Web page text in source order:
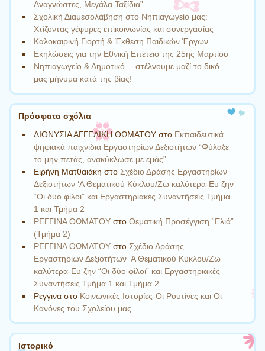
Αναγνώστες, Μεγάλα Ταξίδια”
Σχολική Διαμεσολάβηση στο Νηπιαγωγείο μας:
Χτίζοντας γέφυρες επικοινωνίας και συνεργασίας
Καλοκαιρινή Γιορτή & Έκθεση Παιδικών Έργων
Εκηλώσεις για την Εθνική Επέτειο της 25ης Μαρτίου
Νηπιαγωγείο & Δημοτικό… στέλνουμε μαζί το δικό
μας μήνυμα κατά της βίας!
Πρόσφατα σχόλια
ΔΙΟΝΥΣΙΑ ΑΓΓΕΛΙΚΗ ΘΩΜΑΤΟΥ στο Εκπαιδευτικά
ψηφιακά παιχνίδια Εργαστηρίων Δεξιοτήτων “Φύλαξε
το μην πετάς, ανακύκλωσε με εμάς”
Ειρήνη Ματθαιάκη στο Σχέδιο Δράσης Εργαστηρίων
Δεξιοτήτων ‘Α Θεματικού Κύκλου/Ζω καλύτερα-Ευ ζην
“Οι δύο φίλοι” και Εργαστηριακές Συναντήσεις Τμήμα
1 και Τμήμα 2
ΡΕΓΓΙΝΑ ΘΩΜΑΤΟΥ στοΘεματική Προσέγγιση “Ελιά”
(Τμήμα 2)
ΡΕΓΓΙΝΑ ΘΩΜΑΤΟΥ στο Σχέδιο Δράσης
Εργαστηρίων Δεξιοτήτων ‘Α Θεματικού Κύκλου/Ζω
καλύτερα-Ευ ζην “Οι δύο φίλοι” και Εργαστηριακές
Συναντήσεις Τμήμα 1 και Τμήμα 2
Ρεγγινα στο Κοινωνικές Ιστορίες-Οι Ρουτίνες και Οι
Κανόνες του Σχολείου μας
Ιστορικό